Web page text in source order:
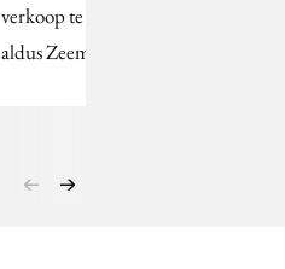
verkoop te ervaren,
aldus Zeeman.